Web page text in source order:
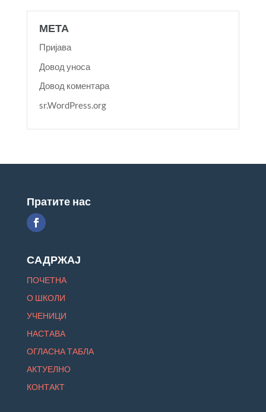
МЕТА
Пријава
Довод уноса
Довод коментара
sr.WordPress.org
Пратите нас
САДРЖАЈ
ПОЧЕТНА
О ШКОЛИ
УЧЕНИЦИ
НАСТАВА
ОГЛАСНА ТАБЛА
АКТУЕЛНО
КОНТАКТ